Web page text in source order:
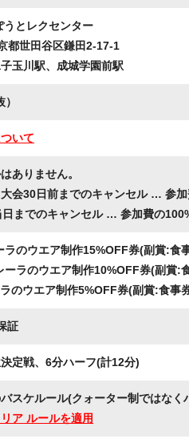
うとレクセンター
都世田谷区鎌田2-17-1
子玉川駅、成城学園前駅
いて
ありません。
会30日前までのキャンセル … 参
日までのキャンセル … 参加費の
ラのウエア制作15%OFF券(副賞:食
ーラのウエア制作10%OFF券(副賞:
のウエア制作5%OFF券(副賞:食事
証
定戦、6分ハーフ(計12分)
スケルール(クォーター制ではなく
ア ルールを適用